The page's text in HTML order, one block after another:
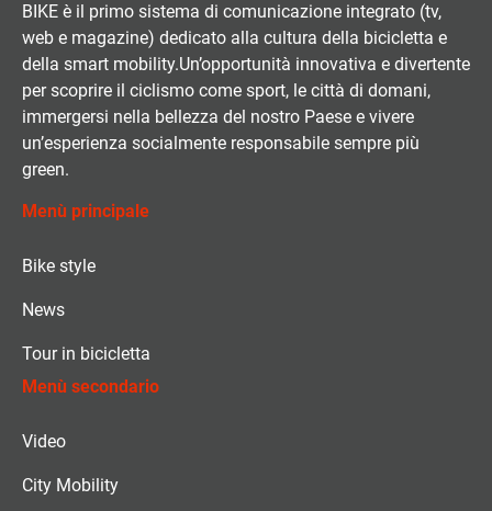
BIKE è il primo sistema di comunicazione integrato (tv,
web e magazine) dedicato alla cultura della bicicletta e
della smart mobility.Un’opportunità innovativa e divertente
per scoprire il ciclismo come sport, le città di domani,
immergersi nella bellezza del nostro Paese e vivere
un’esperienza socialmente responsabile sempre più
green.
Menù principale
Bike style
News
Tour in bicicletta
Menù secondario
Video
City Mobility